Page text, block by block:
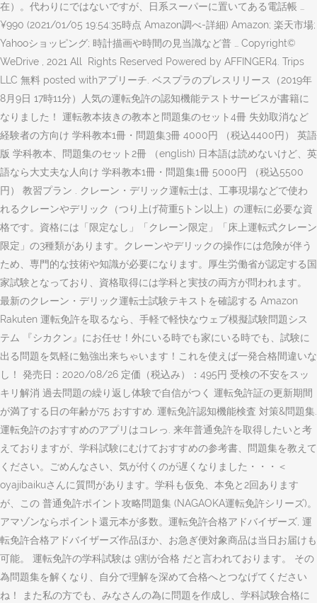
在）。代わりにではないですが、日系スーパーに置いてある電話帳 …
¥990 (2021/01/05 19:54:35時点 Amazon調べ-詳細) Amazon; 楽天市場;
Yahooショッピング; 時計描画や時間の見当識など普 … Copyright©
WeDrive , 2021 All Rights Reserved Powered by AFFINGER4. Trips
LLC 無料 posted withアプリーチ. ベスプラのプレスリリース（2019年
8月9日 17時11分）人気の運転免許の認知機能テストサービスが書籍に
なりました！ 運転教本抜きの教本と問題集のセット4冊 失効取消など
経験者の方向け 学科教本1冊・問題集3冊 4000円 （税込4400円） 英語
版 学科教本、問題集のセット2冊 （english) 日本語は読めないけど、英
語なら大丈夫な人向け 学科教本1冊・問題集1冊 5000円 （税込5500
円） 教習プラン . クレーン・デリック運転士は、工事現場などで使わ
れるクレーンやデリック（つり上げ荷重5トン以上）の運転に必要な資
格です。資格には「限定なし」「クレーン限定」「床上運転式クレーン
限定」の3種類があります。クレーンやデリックの操作には危険が伴う
ため、専門的な技術や知識が必要になります。厚生労働省が認定する国
家試験となっており、資格取得には学科と実技の両方が問われます。
最新のクレーン・デリック運転士試験テキストを確認する Amazon
Rakuten 運転免許を取るなら、手軽で軽快なウェブ模擬試験問題シス
テム 『シカクン』にお任せ！外にいる時でも家にいる時でも、試験に
出る問題を気軽に勉強出来ちゃいます！これを使えば一発合格間違いな
し！ 発売日：2020/08/26 定価（税込み）：495円 受検の不安をスッ
キリ解消 過去問題の繰り返し体験で自信がつく 運転免許証の更新期間
が満了する日の年齢が75 おすすめ. 運転免許認知機能検査 対策&問題集.
運転免許のおすすめのアプリはコレっ. 来年普通免許を取得したいと考
えておりますが、学科試験にむけておすすめの参考書、問題集を教えて
ください。ごめんなさい、気が付くのが遅くなりました・・・＜
oyajibaikuさんに質問があります。学科も仮免、本免と2回あります
が、この 普通免許ポイント攻略問題集 (NAGAOKA運転免許シリーズ)。
アマゾンならポイント還元本が多数。運転免許合格アドバイザーズ, 運
転免許合格アドバイザーズ作品ほか、お急ぎ便対象商品は当日お届けも
可能。 運転免許の学科試験は 9割が合格 だと言われております。 その
為問題集を解くなり、自分で理解を深めて合格へとつなげてください
ね！ また私の方でも、みなさんの為に問題を作成し、学科試験合格に